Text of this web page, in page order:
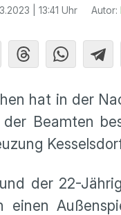
| 13:41 Uhr Autor:
hat in der
der Beamten
der 22-
einen